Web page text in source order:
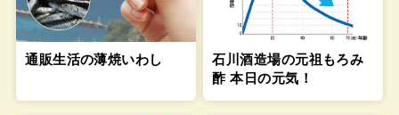
通販生活の薄焼いわし
石川酒造場の元祖もろみ
酢 本日の元気！